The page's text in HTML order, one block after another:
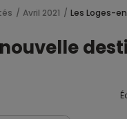
Avril 2021 Les Loges-